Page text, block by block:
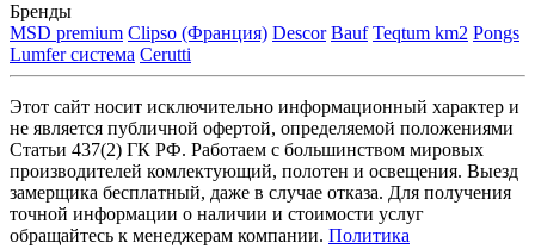
Бренды
MSD premium Clipso (Франция) Descor Bauf Teqtum km2 Pongs
Lumfer система Cerutti
Этот сайт носит исключительно информационный характер и
не является публичной офертой, определяемой положениями
Статьи 437(2) ГК РФ. Работаем с большинством мировых
производителей комлектующий, полотен и освещения. Выезд
замерщика бесплатный, даже в случае отказа. Для получения
точной информации о наличии и стоимости услуг
обращайтесь к менеджерам компании. Политика